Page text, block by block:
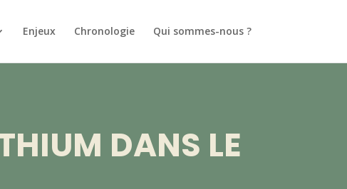
Enjeux Chronologie Qui sommes-nous ?
DANS LE